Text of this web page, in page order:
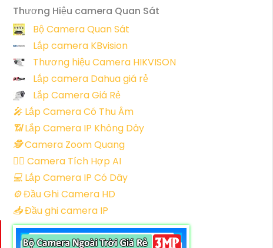
Thương Hiệu camera Quan Sát
Bộ Camera Quan Sát
Lắp camera KBvision
Thương hiệu Camera HIKVISON
Lắp camera Dahua giá rẻ
Lắp Camera Giá Rẻ
️🎤️ Lắp Camera Có Thu Âm
📶Lắp Camera IP Không Dây
🕵️Camera Zoom Quang
🧛‍♀️ Camera Tích Hợp AI
💻 Lắp Camera IP Có Dây
⚙️Đầu Ghi Camera HD
📥Đầu ghi camera IP